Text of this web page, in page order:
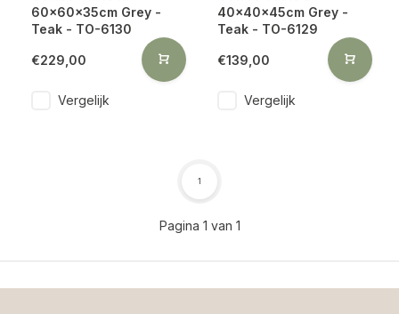
60x60x35cm Grey -
Teak - TO-6130
€229,00
Vergelijk
40x40x45cm Grey -
Teak - TO-6129
€139,00
Vergelijk
Pagina 1 van 1
1